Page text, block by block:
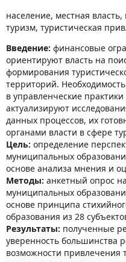
население, местная
туризм, туристическая
Введение: финансовые
ориентируют власть на
формирования
территорий.
в управленческие
актуализируют
данных процессов, их
органами власти в сфере
Цель: определение
муниципальных
основе анализа мнения и
Методы: анкетный опрос
муниципальных
основе принципа
образования из 28
Результаты: полученные
уверенность большинства
возможности привлечения